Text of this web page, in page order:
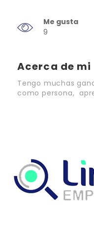
Me gusta
9
Acerca de mi
Tengo muchas
como persona,